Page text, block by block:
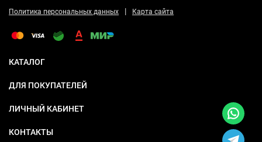
Политика персональных данных | Карта сайта
КАТАЛОГ
ДЛЯ ПОКУПАТЕЛЕЙ
ЛИЧНЫЙ КАБИНЕТ
КОНТАКТЫ